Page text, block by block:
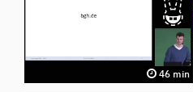
46 min